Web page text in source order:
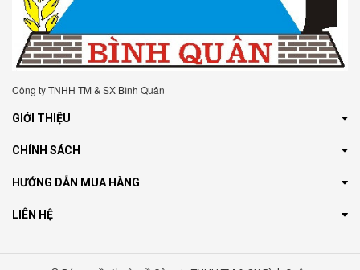
Công ty TNHH TM & SX Bình Quân
GIỚI THIỆU
CHÍNH SÁCH
HƯỚNG DẪN MUA HÀNG
LIÊN HỆ